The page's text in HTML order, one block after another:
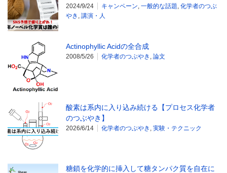
2024/9/24 キャンペーン 一般的な話題 化学者のつぶ
やき 講演・人
Actinophyllic Acidの全合成
2008/5/26 化学者のつぶやき 論文
酸素は系内に入り込み続ける【プロセス化学者
のつぶやき】
2026/6/14 化学者のつぶやき 実験・テクニック
糖鎖を化学的に挿入して糖タンパク質を自在に